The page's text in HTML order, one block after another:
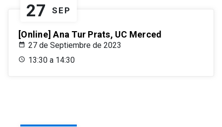
27 SEP
[Online] Ana Tur Prats, UC Merced
27 de Septiembre de 2023
13:30 a 14:30